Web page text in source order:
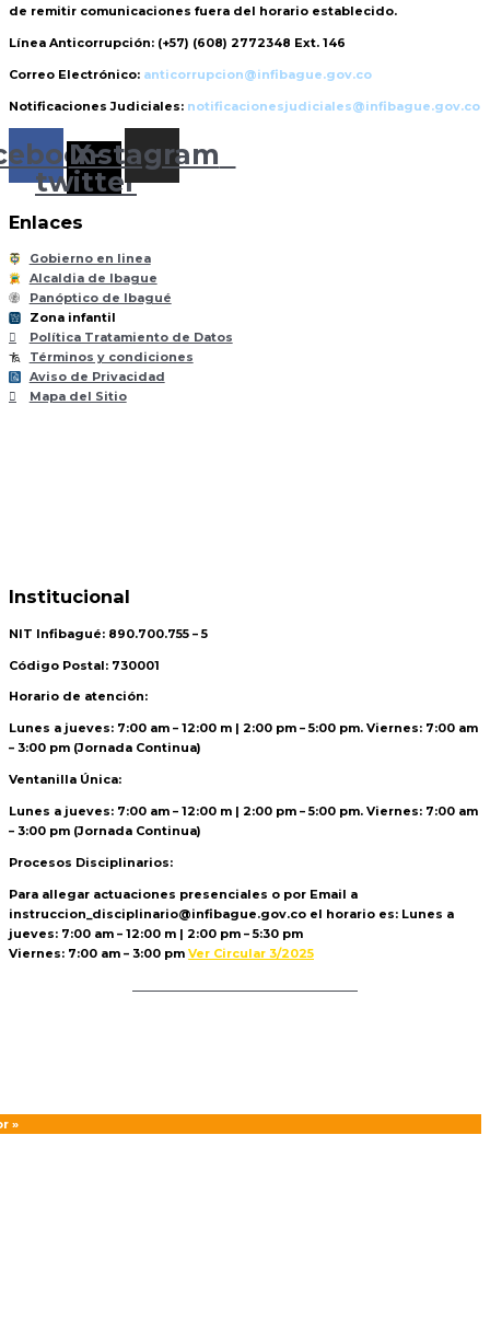
de remitir comunicaciones fuera del horario establecido.
Línea Anticorrupción: (+57) (608) 2772348 Ext. 146
Correo Electrónico: anticorrupcion@infibague.gov.co
Notificaciones Judiciales: notificacionesjudiciales@infibague.gov.co
X-
twitter
Instagram
Enlaces
Gobierno en linea
Alcaldia de Ibague
Panóptico de Ibagué
til
Zona infantil
Política Tratamiento de Datos
Términos y condiciones
Aviso de Privacidad
Mapa del Sitio
Institucional
NIT Infibagué: 890.700.755 – 5
Código Postal: 730001
Horario de atención:
Lunes a jueves: 7:00 am – 12:00 m | 2:00 pm – 5:00 pm. Viernes: 7:00 am
– 3:00 pm (Jornada Continua)
Ventanilla Única:
Lunes a jueves: 7:00 am – 12:00 m | 2:00 pm – 5:00 pm. Viernes: 7:00 am
– 3:00 pm (Jornada Continua)
Procesos Disciplinarios:
Para allegar actuaciones presenciales o por Email a
instruccion_disciplinario@infibague.gov.co el horario es: Lunes a
jueves: 7:00 am – 12:00 m | 2:00 pm – 5:30 pm
Viernes: 7:00 am – 3:00 pm Ver Circular 3/2025
»